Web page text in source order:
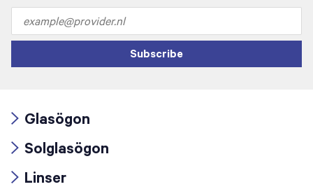
address
Subscribe
icon
Glasögon
icon
Solglasögon
Linser